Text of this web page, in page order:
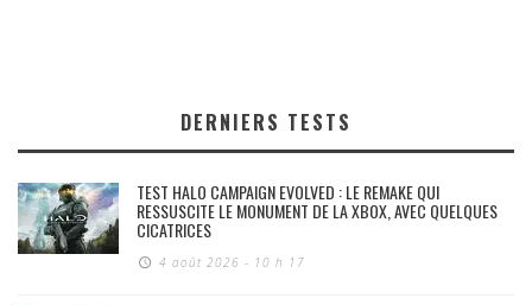
DERNIERS TESTS
TEST HALO CAMPAIGN EVOLVED : LE REMAKE QUI
RESSUSCITE LE MONUMENT DE LA XBOX, AVEC QUELQUES
CICATRICES
4 août 2026 - 10 h 17